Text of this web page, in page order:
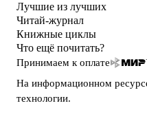
Лучшие из лучших
Читай-журнал
Книжные циклы
Что ещё почитать?
Принимаем к оплате
На информационном
технологии.